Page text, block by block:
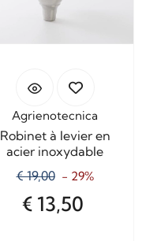
Agrienotecnica
Robinet à levier en
acier inoxydable
€ 19,00 - 29%
€ 13,50